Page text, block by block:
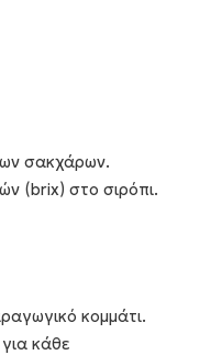
σακχάρων.
(brix) στο σιρόπι.​
κομμάτι.
κάθε